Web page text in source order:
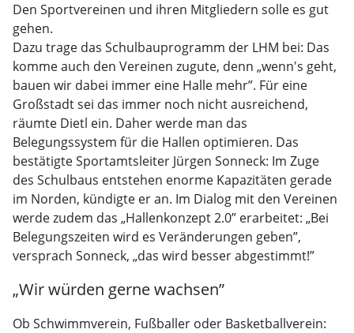
Den Sportvereinen und ihren Mitgliedern solle es gut
gehen.
Dazu trage das Schulbauprogramm der LHM bei: Das
komme auch den Vereinen zugute, denn „wenn's geht,
bauen wir dabei immer eine Halle mehr”. Für eine
Großstadt sei das immer noch nicht ausreichend,
räumte Dietl ein. Daher werde man das
Belegungssystem für die Hallen optimieren. Das
bestätigte Sportamtsleiter Jürgen Sonneck: Im Zuge
des Schulbaus entstehen enorme Kapazitäten gerade
im Norden, kündigte er an. Im Dialog mit den Vereinen
werde zudem das „Hallenkonzept 2.0” erarbeitet: „Bei
Belegungszeiten wird es Veränderungen geben”,
versprach Sonneck, „das wird besser abgestimmt!”
„Wir würden gerne wachsen”
Ob Schwimmverein, Fußballer oder Basketballverein: